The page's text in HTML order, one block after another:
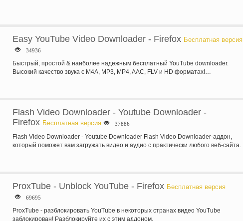
Easy YouTube Video Downloader - Firefox Бесплатная версия
34936
Быстрый, простой & наиболее надежным бесплатный YouTube downloader.
Высокий качество звука с M4A, MP3, MP4, AAC, FLV и HD форматах!…
Flash Video Downloader - Youtube Downloader -
Firefox Бесплатная версия 37886
Flash Video Downloader - Youtube Downloader Flash Video Downloader-аддон,
который поможет вам загружать видео и аудио с практически любого веб-сайта.
ProxTube - Unblock YouTube - Firefox Бесплатная версия
69695
ProxTube - разблокировать YouTube в некоторых странах видео YouTube
заблокирован! Разблокируйте их с этим аддоном.